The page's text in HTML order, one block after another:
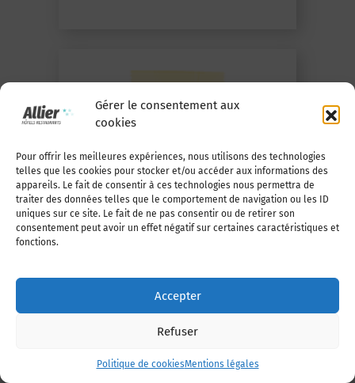
Gérer le consentement aux
cookies
Pour offrir les meilleures expériences, nous utilisons des technologies
telles que les cookies pour stocker et/ou accéder aux informations des
appareils. Le fait de consentir à ces technologies nous permettra de
traiter des données telles que le comportement de navigation ou les ID
uniques sur ce site. Le fait de ne pas consentir ou de retirer son
consentement peut avoir un effet négatif sur certaines caractéristiques et
fonctions.
Accepter
Refuser
Politique de cookiesMentions légales
HERTZ
En savoir +